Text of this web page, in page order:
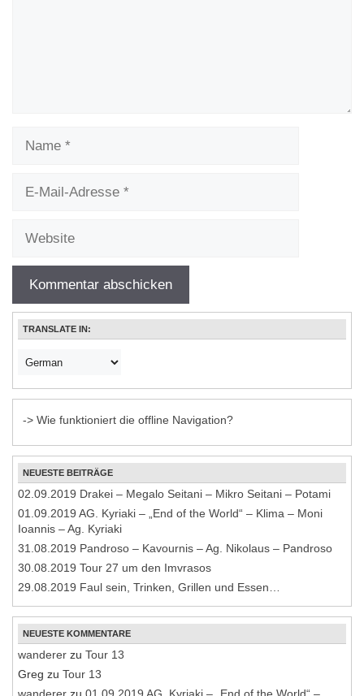
Mail-
TRANSLATE IN:
-> Wie funktioniert die offline Navigation?
NEUESTE BEITRÄGE
02.09.2019 Drakei – Megalo Seitani – Mikro Seitani – Potami
01.09.2019 AG. Kyriaki – „End of the World“ – Klima – Moni
Ioannis – Ag. Kyriaki
31.08.2019 Pandroso – Kavournis – Ag. Nikolaus – Pandroso
30.08.2019 Tour 27 um den Imvrasos
29.08.2019 Faul sein, Trinken, Grillen und Essen…
NEUESTE KOMMENTARE
wanderer zu Tour 13
Greg zu Tour 13